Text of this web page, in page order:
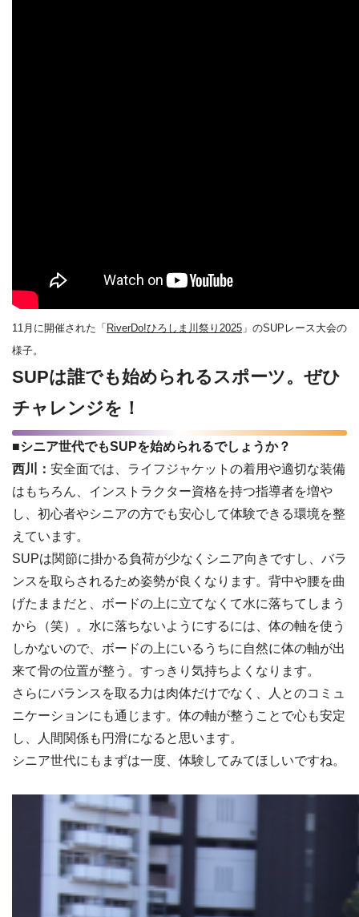
11月に開催された「 RiverDo!ひろしま川祭り2025 」のSUPレース大会の
様子。
SUPは誰でも始められるスポーツ。ぜひ
チャレンジを！
■シニア世代でもSUPを始められるでしょうか？
西川： 安全面では、ライフジャケットの着用や適切な装備
はもちろん、インストラクター資格を持つ指導者を増や
し、初心者やシニアの方でも安心して体験できる環境を整
えています。
SUPは関節に掛かる負荷が少なくシニア向きですし、バラ
ンスを取らされるため姿勢が良くなります。背中や腰を曲
げたままだと、ボードの上に立てなくて水に落ちてしまう
から（笑）。水に落ちないようにするには、体の軸を使う
しかないので、ボードの上にいるうちに自然に体の軸が出
来て骨の位置が整う。すっきり気持ちよくなります。
さらにバランスを取る力は肉体だけでなく、人とのコミュ
ニケーションにも通じます。体の軸が整うことで心も安定
し、人間関係も円滑になると思います。
シニア世代にもまずは一度、体験してみてほしいですね。